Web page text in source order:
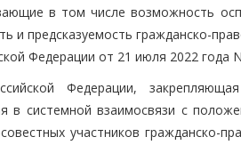
в том числе возможность
и предсказуемость гражданско-
Федерации от 21 июля 2022 года
Федерации,
в системной взаимосвязи с
участников гражданско-